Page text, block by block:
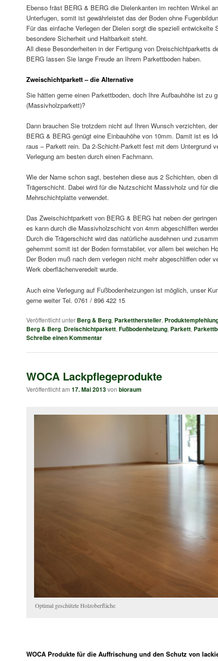
Ebenso fräst BERG & BERG die Dielenkanten im rechten Winkel
Unterfugen, somit ist gewährleistet das der Boden ohne
Für das einfache Verlegen der Dielen sorgt die speziell entwickelte
besondere Sicherheit und Haltbarkeit steht.
All diese Besonderheiten in der Fertigung von Dreischichtparketts
BERG lassen Sie lange Freude an Ihrem Parkettboden haben.
Zweischichtparkett – die Alternative
Sie hätten gerne einen Parkettboden, doch Ihre Aufbauhöhe ist zu
(Massivholzparkett)?
Dann brauchen Sie trotzdem nicht auf Ihren Wunsch verzichten,
BERG & BERG genügt eine Einbauhöhe von 10mm. Damit ist es
raus – Parkett rein. Da 2-Schicht-Parkett fest mit dem Untergrund
Verlegung am besten durch einen Fachmann.
Wie der Name schon sagt, bestehen diese aus 2 Schichten, oben
Trägerschicht. Dabei wird für die Nutzschicht Massivholz und für
Mehrschichtplatte verwendet.
Das Zweischichtparkett von BERG & BERG hat neben der
es kann durch die Massivholzschicht von 4mm abgeschliffen
Durch die Trägerschicht wird das natürliche ausdehnen und
gehemmt somit ist der Boden formstabiler, vor allem bei weichen
Der Boden muß nach dem verlegen nicht mehr abgeschliffen oder
Werk oberflächenveredelt wurde.
Auch eine Verlegung auf Fußbodenheizungen ist möglich, unser
gerne weiter Tel. 0761 / 896 422 15
Veröffentlicht unter Berg & Berg, Parketthersteller,
Berg & Berg, Dreischichtparkett, Fußbodenheizung, Parkett,
Schreibe einen Kommentar
WOCA Lackpflegeprodukte
Veröffentlicht am 17. Mai 2013von bioraum
Optimal geschützte Holzoberfläche
WOCA Produkte für die Auffrischung und den Schutz von